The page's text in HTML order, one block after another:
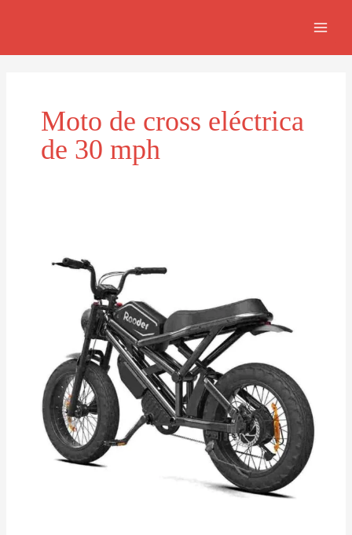
Moto de cross eléctrica
de 30 mph